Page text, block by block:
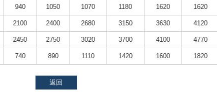
940 1050 1070 1180 1620 1620
2100 2400 2680 3150 3630 4120
2450 2750 3020 3700 4100 4770
740 890 1110 1420 1600 1820
返回